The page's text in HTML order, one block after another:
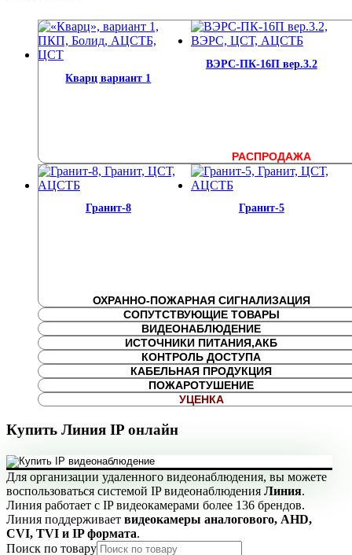
Кварц вариант 1
ВЭРС-ПК-16П вер.3.2
Гранит-8 Гранит-5
РАСПРОДАЖА
ОХРАННО-ПОЖАРНАЯ СИГНАЛИЗАЦИЯ
СОПУТСТВУЮЩИЕ ТОВАРЫ
ВИДЕОНАБЛЮДЕНИЕ
ИСТОЧНИКИ ПИТАНИЯ,АКБ
КОНТРОЛЬ ДОСТУПА
КАБЕЛЬНАЯ ПРОДУКЦИЯ
ПОЖАРОТУШЕНИЕ
УЦЕНКА
Купить Линия IP онлайн
Для организации удаленного видеонаблюдения, вы можете
воспользоваться системой IP видеонаблюдения Линия.
Линия работает с IP видеокамерами более 136 брендов.
Линия поддерживает видеокамеры аналогового, AHD,
CVI, TVI и IP формата.
Поиск по товару